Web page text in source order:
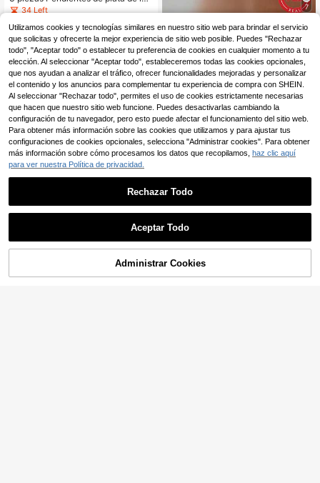
S925, pendientes de oreja tipo abra
ados con circonita cúbica, adecuad
os para que las mujeres los usen en
bodas, compromisos, festivales y ot
ras ocasiones
34 Left
20,15€
7
3 piezas de pendientes individuales
de aro irregulares de circonita y plat
a de ley 925 para mujer, estilo Ins, p
ara piercing, adecuados para boda,
novia, regalos de vacaciones, joyerí
a
10 Left
15 -3% 16,12€
AÑADIR A LA BOLSA
Utilizamos cookies y tecnologías similares en nuestro sitio web para brindar el servicio
que solicitas y ofrecerte la mejor experiencia de sitio web posible. Puedes "Rechazar
todo", "Aceptar todo" o establecer tu preferencia de cookies en cualquier momento a tu
elección. Al seleccionar "Aceptar todo", estableceremos todas las cookies opcionales,
que nos ayudan a analizar el tráfico, ofrecer funcionalidades mejoradas y personalizar
el contenido y los anuncios para complementar tu experiencia de compra con SHEIN.
Al seleccionar "Rechazar todo", permites el uso de cookies estrictamente necesarias
que hacen que nuestro sitio web funcione. Puedes desactivarlas cambiando la
configuración de tu navegador, pero esto puede afectar el funcionamiento del sitio web.
Para obtener más información sobre las cookies que utilizamos y para ajustar tus
configuraciones de cookies opcionales, selecciona "Administrar cookies". Para obtener
más información sobre cómo procesamos los datos que recopilamos, haz clic aquí
para ver nuestra Política de privacidad.
Rechazar Todo
Aceptar Todo
Administrar Cookies